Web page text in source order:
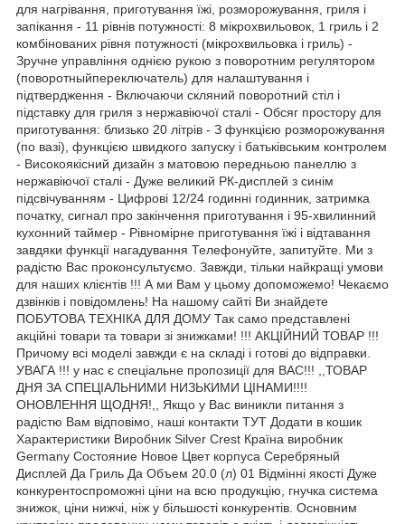
для нагрівання, приготування їжі, розморожування, гриля і
запікання - 11 рівнів потужності: 8 мікрохвильовок, 1 гриль і 2
комбінованих рівня потужності (мікрохвильовка і гриль) -
Зручне управління однією рукою з поворотним регулятором
(поворотныйпереключатель) для налаштування і
підтвердження - Включаючи скляний поворотний стіл і
підставку для гриля з нержавіючої сталі - Обсяг простору для
приготування: близько 20 літрів - З функцією розморожування
(по вазі), функцією швидкого запуску і батьківським контролем
- Високоякісний дизайн з матовою передньою панеллю з
нержавіючої сталі - Дуже великий РК-дисплей з синім
підсвічуванням - Цифрові 12/24 годинні годинник, затримка
початку, сигнал про закінчення приготування і 95-хвилинний
кухонний таймер - Рівномірне приготування їжі і відтавання
завдяки функції нагадування Телефонуйте, запитуйте. Ми з
радістю Вас проконсультуємо. Завжди, тільки найкращі умови
для наших клієнтів !!! А ми Вам у цьому допоможемо! Чекаємо
дзвінків і повідомлень! На нашому сайті Ви знайдете
ПОБУТОВА ТЕХНІКА ДЛЯ ДОМУ Так само представлені
акційні товари та товари зі знижками! !!! АКЦІЙНИЙ ТОВАР !!!
Причому всі моделі завжди є на складі і готові до відправки.
УВАГА !!! у нас є спеціальне пропозиції для ВАС!!! ,,ТОВАР
ДНЯ ЗА СПЕЦІАЛЬНИМИ НИЗЬКИМИ ЦІНАМИ!!!!
ОНОВЛЕННЯ ЩОДНЯ!,, Якщо у Вас виникли питання з
радістю Вам відповімо, наші контакти ТУТ Додати в кошик
Характеристики Виробник Silver Crest Країна виробник
Germany Состояние Новое Цвет корпуса Серебряный
Дисплей Да Гриль Да Объем 20.0 (л) 01 Відмінні якості Дуже
конкурентоспроможні ціни на всю продукцію, гнучка система
знижок, ціни нижчі, ніж у більшості конкурентів. Основним